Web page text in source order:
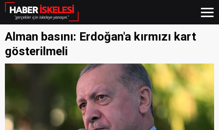
Alman basını: Erdoğan'a kırmızı kart
gösterilmeli